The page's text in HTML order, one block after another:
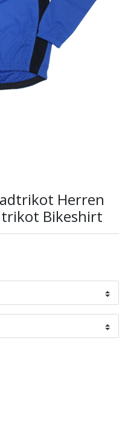
Herren
Bikeshirt